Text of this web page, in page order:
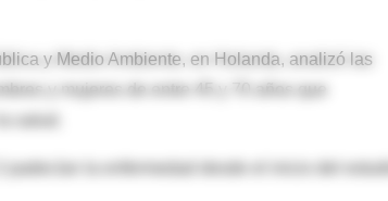
y Medio Ambiente, en Holanda, analizó las
y mujeres de entre 45 y 70 años que